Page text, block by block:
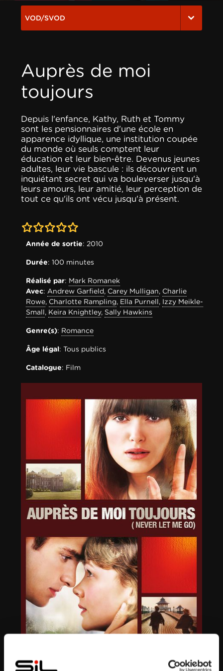
VOD/SVOD
Auprès de moi
toujours
Depuis l'enfance, Kathy, Ruth et Tommy
sont les pensionnaires d'une école en
apparence idyllique, une institution coupée
du monde où seuls comptent leur
éducation et leur bien-être. Devenus jeunes
adultes, leur vie bascule : ils découvrent un
inquiétant secret qui va bouleverser jusqu'à
leurs amours, leur amitié, leur perception de
tout ce qu'ils ont vécu jusqu'à présent.
0-0Année de sortie: 2010
Durée: 100 minutes
Réalisé par: Mark Romanek
Avec: Andrew Garfield, Carey Mulligan, Charlie
Rowe, Charlotte Rampling, Ella Purnell, Izzy Meikle-
Small, Keira Knightley, Sally Hawkins
Genre(s): Romance
Âge légal: Tous publics
Catalogue: Film